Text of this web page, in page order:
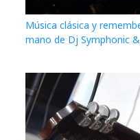
Música clásica y
mano de Dj Symphonic